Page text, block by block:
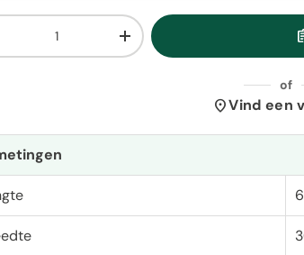
de hoeveelheidVerhoog de hoeveelheid
of
location_onVind een